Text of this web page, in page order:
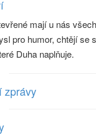
mají u nás
pro humor, chtějí se
Duha naplňuje.
zprávy